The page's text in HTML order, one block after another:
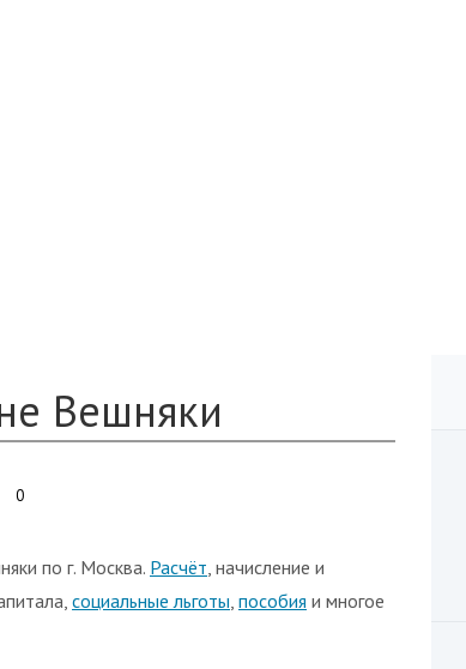
Вешняки
0
по г. Москва. Расчёт, начисление и
социальные льготы, пособия и многое